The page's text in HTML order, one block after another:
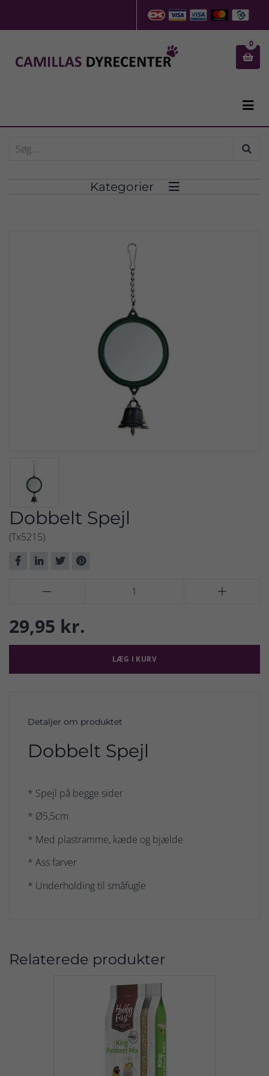

0

Kategorier 
Dobbelt Spejl
(Tx5215)
 
29,95 kr.
LÆG I KURV
Detaljer om produktet
Dobbelt Spejl
* Spejl på begge sider
* Ø5,5cm
* Med plastramme, kæde og bjælde
* Ass farver
* Underholding til småfugle
Relaterede produkter